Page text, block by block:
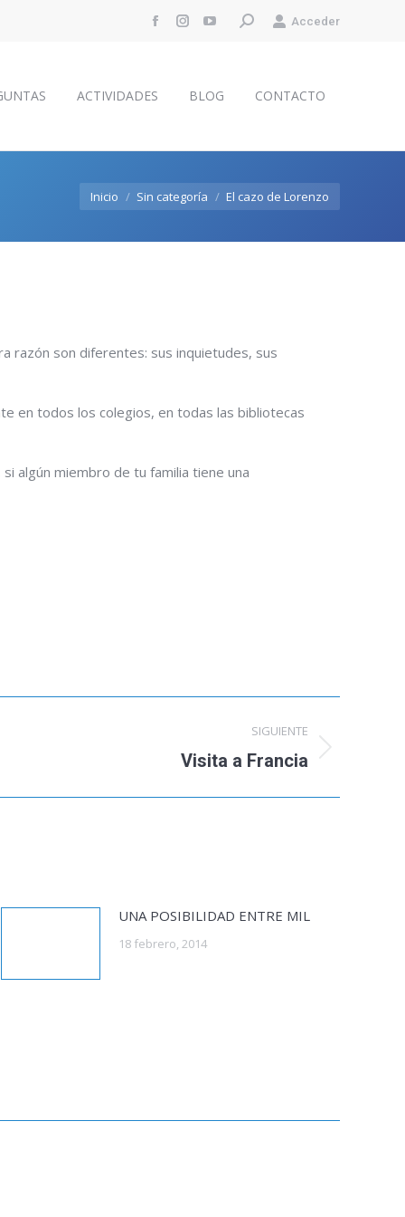
Facebook
in
window
Instagram
in
window
YouTube
in
window
Buscar: Acceder
ACTIVIDADES BLOG CONTACTO
Estás aquí:
Inicio Sin categoría El cazo de Lorenzo
razón son diferentes: sus inquietudes, sus
en todos los colegios, en todas las bibliotecas
algún miembro de tu familia tiene una
SIGUIENTE
Visita a Francia
UNA POSIBILIDAD ENTRE MIL
18 febrero, 2014